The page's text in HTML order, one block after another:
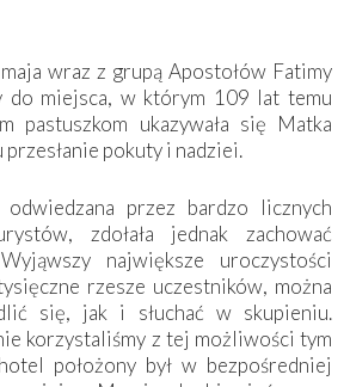
wraz z grupą Apostołów Fatimy
do miejsca, w którym 109 lat temu
pastuszkom ukazywała się Matka
przesłanie pokuty i nadziei.
przez bardzo licznych
zdołała jednak zachować
największe uroczystości
rzesze uczestników, można
się, jak i słuchać w skupieniu.
korzystaliśmy z tej możliwości tym
położony był w bezpośredniej